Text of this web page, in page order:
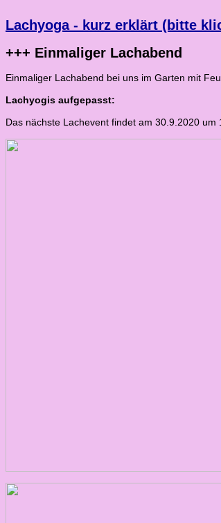
Lachyoga - kurz erklärt (bitte
+++ Einmaliger Lachabend
Einmaliger Lachabend bei uns im Garten mit
Lachyogis aufgepasst:
Das nächste Lachevent findet am 30.9.2020